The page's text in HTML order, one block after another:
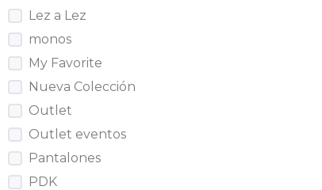
Lez a Lez
monos
My Favorite
Nueva Colección
Outlet
Outlet eventos
Pantalones
PDK